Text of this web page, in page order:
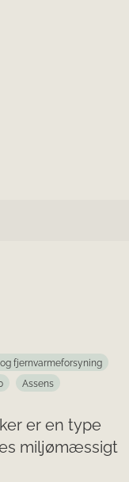
fjernvarmeforsyning
Assens
er en type
miljømæssigt